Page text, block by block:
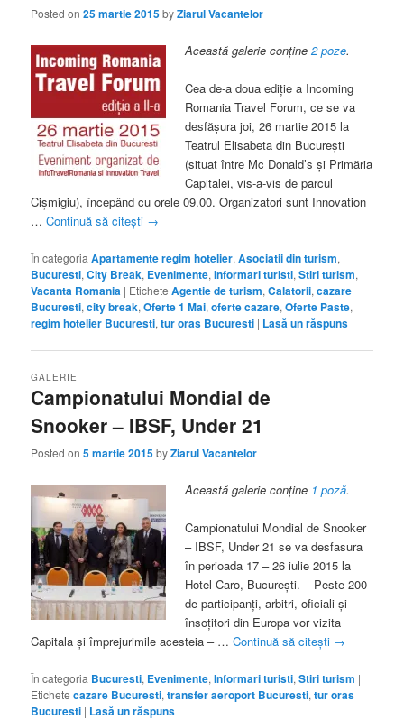
Posted on25 martie 2015byZiarul Vacantelor
Această galerie conține2 poze.
Cea de-a doua ediţie a Incoming
Romania Travel Forum, ce se va
desfăşura joi, 26 martie 2015 la
Teatrul Elisabeta din Bucureşti
(situat între Mc Donald’s şi Primăria
Capitalei, vis-a-vis de parcul
Cişmigiu), începând cu orele 09.00. Organizatori sunt Innovation
…Continuă să citești →
În categoria Apartamente regim hotelier,Asociatii din turism,
Bucuresti,City Break, Evenimente,Informari turisti,Stiri turism,
Vacanta Romania | Etichete Agentie de turism,Calatorii,cazare
Bucuresti,city break,Oferte 1 Mai,oferte cazare,Oferte Paste,
regim hotelier Bucuresti,tur oras Bucuresti | Lasă un răspuns
Campionatului Mondial de
Snooker – IBSF, Under 21
GALERIE
Posted on5 martie 2015byZiarul Vacantelor
Această galerie conține 1 poză.
Campionatului Mondial de Snooker
– IBSF, Under 21 se va desfasura
în perioada 17 – 26 iulie 2015 la
Hotel Caro, Bucureşti. – Peste 200
de participanţi, arbitri, oficiali şi
însoţitori din Europa vor vizita
Capitala şi împrejurimile acesteia – …Continuă să citești →
În categoria Bucuresti, Evenimente,Informari turisti,Stiri turism |
Etichete cazare Bucuresti,transfer aeroport Bucuresti,tur oras
Bucuresti | Lasă un răspuns